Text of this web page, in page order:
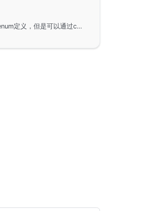
在Go语言中实现枚举值，虽然Go语言本身不支持enum定义，但是可以通过const来模拟枚举类型。这种方法在Kubernetes项目中广泛使用。此外，本文还探讨了如何在跨服务调用和前后端协作中高效维护枚举值的问题，并提供了使用OpenAPI标准协议与相关工具来实现的方法。